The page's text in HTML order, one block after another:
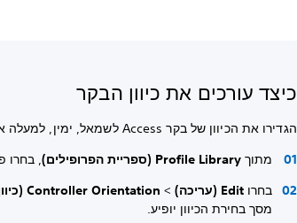
כיצד עורכים את כיוון הבקר
הגדירו את הכיוון של בקר Access לשמאל, ימין, למעלה או למטה.
מתוךProfile Library (ספריית הפרופילים)
, בחרו
בחרוEdit (עריכה) > Controller Orientation (כיוון הבקר)
מסך בחירת הכיוון יופיע.